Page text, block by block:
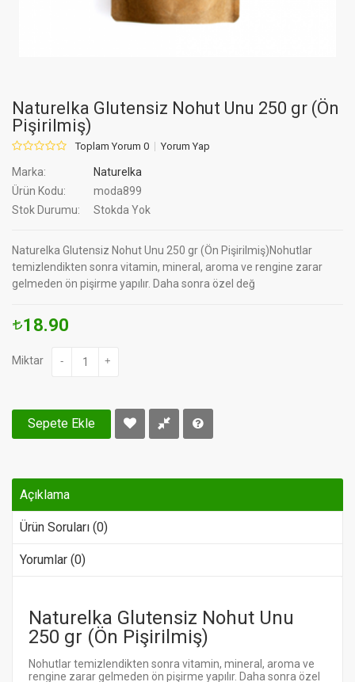
Naturelka Glutensiz Nohut Unu 250 gr (Ön
Pişirilmiş)
Toplam Yorum 0 Yorum Yap
Marka:
Naturelka
Ürün Kodu:
moda899
Stok Durumu:
Stokda Yok
Naturelka Glutensiz Nohut Unu 250 gr (Ön Pişirilmiş)Nohutlar
temizlendikten sonra vitamin, mineral, aroma ve rengine zarar
gelmeden ön pişirme yapılır. Daha sonra özel değ
18.90
Miktar - +
Sepete Ekle
Açıklama
Ürün Soruları (0)
Yorumlar (0)
Naturelka Glutensiz Nohut Unu
250 gr (Ön Pişirilmiş)
Nohutlar temizlendikten sonra vitamin, mineral, aroma ve
rengine zarar gelmeden ön pişirme yapılır. Daha sonra özel